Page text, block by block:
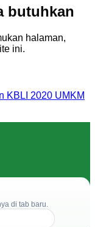
butuhkan
halaman,
ini.
KBLI 2020 UMKM
di tab baru.